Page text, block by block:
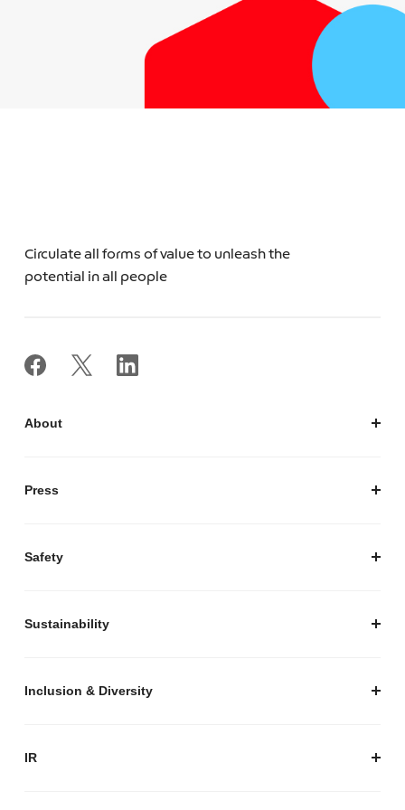
Circulate all forms of value to unleash the
potential in all people
About
Press
Safety
Sustainability
Inclusion & Diversity
IR